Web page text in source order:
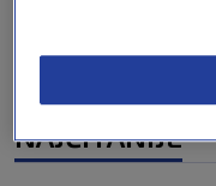
NAJČITANIJE